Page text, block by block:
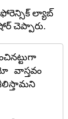
ల్యాబ్
చెప్పారు.
వాస్తవం